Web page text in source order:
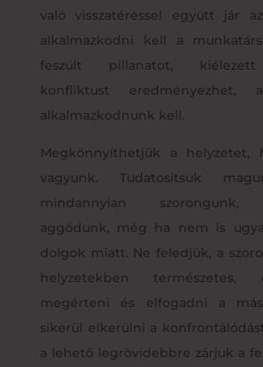
való visszatéréssel együtt jár
alkalmazkodni kell a
feszült pillanatot, kiélezett
konfliktust eredményezhet,
alkalmazkodnunk kell.
Megkönnyíthetjük a helyzetet,
vagyunk. Tudatosítsuk
mindannyian szorongunk,
aggódunk, még ha nem is
dolgok miatt. Ne feledjük, a
helyzetekben
megérteni és elfogadni a
sikerül elkerülni a
a lehető legrövidebbre zárjuk a